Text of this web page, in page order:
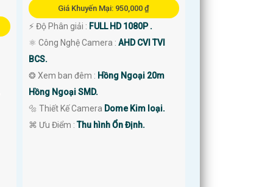
Giá Khuyến Mại: 950,000 ₫
️⚡ Độ Phân giải : FULL HD 1080P .
⚛️ Công Nghệ Camera :AHD CVI TVI
BCS.
❂ Xem ban đêm : Hồng Ngoại 20m
Hồng Ngoại SMD.
🔩 Thiết Kế Camera Dome Kim loại.
️⌘ Ưu Điểm :Thu hình Ổn Định.